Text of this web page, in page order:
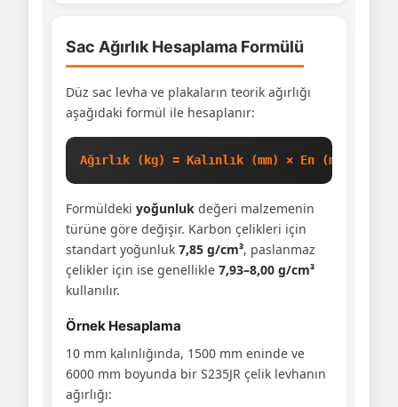
Sac Ağırlık Hesaplama Formülü
Düz sac levha ve plakaların teorik ağırlığı
aşağıdaki formül ile hesaplanır:
Ağırlık (kg) = Kalınlık (mm) × En (mm) ×
Formüldeki yoğunluk değeri malzemenin
türüne göre değişir. Karbon çelikleri için
standart yoğunluk 7,85 g/cm³, paslanmaz
çelikler için ise genellikle 7,93–8,00 g/cm³
kullanılır.
Örnek Hesaplama
10 mm kalınlığında, 1500 mm eninde ve
6000 mm boyunda bir S235JR çelik levhanın
ağırlığı: